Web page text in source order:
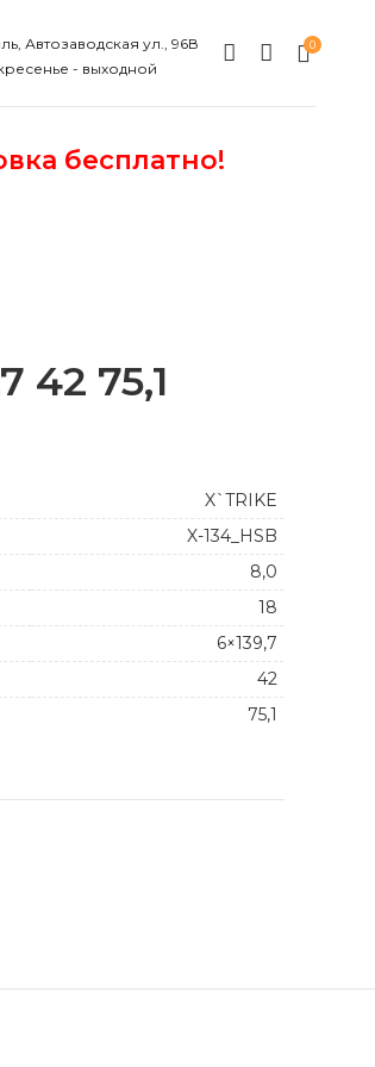
Автозаводская ул., 96В
- выходной
0
бесплатно!
42 75,1
X`TRIKE
X-134_HSB
8,0
18
6×139,7
42
75,1